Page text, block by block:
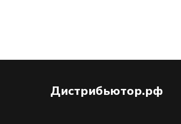
Дистрибьютор.рф